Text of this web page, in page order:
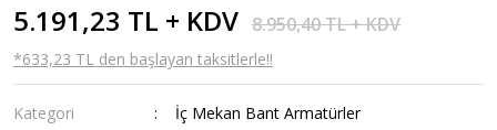
5.191,23 TL + KDV 8.950,40 TL + KDV
*633,23 TL den başlayan taksitlerle!!
Kategori
İç Mekan Bant Armatürler